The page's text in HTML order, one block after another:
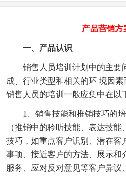
产品营销方
一、产品认识
销售人员培训计划中的主要
成、行业类型和相关的环 境因
销售人员的培训一般应集中在以
1、销售技能和推销技巧的
（推销中的聆听技能、表达技能
技巧，如重点客户识别、潜在客
事项、接近客户的方法、展示和
服务、应对反对意见等客户异议